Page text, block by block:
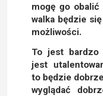
mogę go obalić
walka będzie
możliwości.
To jest bardzo
jest
to będzie
wyglądać